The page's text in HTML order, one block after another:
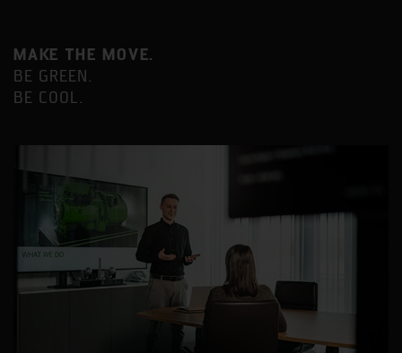
MAKE THE MOVE.
BE GREEN.
BE COOL.